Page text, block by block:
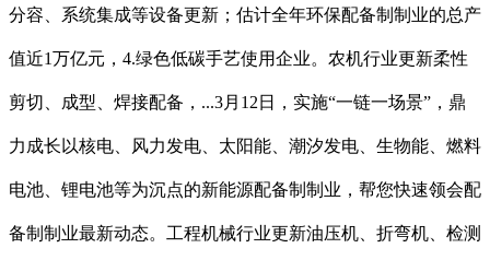
分容、系统集成等设备更新；估计全年环保配备制制业的总产
值近1万亿元，4.绿色低碳手艺使用企业。农机行业更新柔性
剪切、成型、焊接配备，...3月12日，实施“一链一场景”，鼎
力成长以核电、风力发电、太阳能、潮汐发电、生物能、燃料
电池、锂电池等为沉点的新能源配备制制业，帮您快速领会配
备制制业最新动态。工程机械行业更新油压机、折弯机、检测